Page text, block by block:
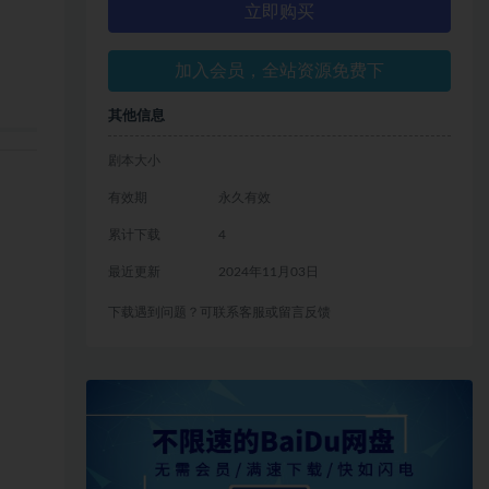
立即购买
加入会员，全站资源免费下
其他信息
剧本大小
有效期 永久有效
累计下载 4
最近更新 2024年11月03日
下载遇到问题？可联系客服或留言反馈